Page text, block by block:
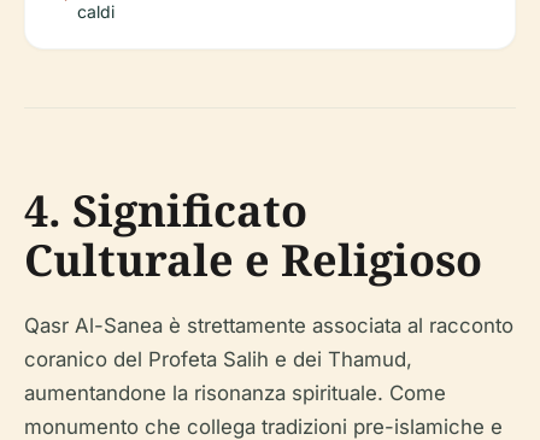
caldi
4. Significato
Culturale e Religioso
Qasr Al-Sanea è strettamente associata al racconto
coranico del Profeta Salih e dei Thamud,
aumentandone la risonanza spirituale. Come
monumento che collega tradizioni pre-islamiche e